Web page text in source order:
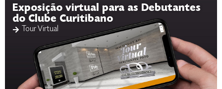
Exposição virtual para as Debutantes
do Clube Curitibano
Tour Virtual